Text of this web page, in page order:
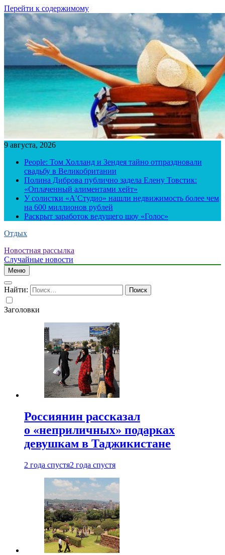
Перейти к содержимому
9 августа, 2026
People: Том Холланд и Зендея тайно отпраздновали
свадьбу в Великобритании
Полина Диброва публично задела Елену Товстик:
«Оплаченный алиментами хейт»
У солистки «А’Студио» нашли недвижимость более чем
на 600 миллионов рублей
Раскрыт заработок ведущего шоу «Голос»
Отдых
Новостная рассылка
Случайные новости
Меню
Найти:
Заголовки
Россиянин рассказал
о «неприличных» подарках
девушкам в Таджикистане
2 года спустя2 года спустя